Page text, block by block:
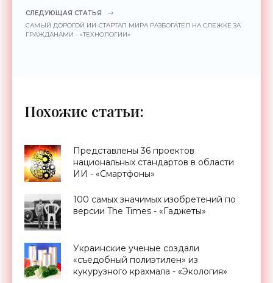
СЛЕДУЮЩАЯ СТАТЬЯ
САМЫЙ ДОРОГОЙ ИИ-СТАРТАП МИРА РАЗБОГАТЕЛ НА СЛЕЖКЕ ЗА
ГРАЖДАНАМИ - «ТЕХНОЛОГИИ»
Похожие статьи:
Представлены 36 проектов
национальных стандартов в области
ИИ - «Смартфоны»
100 самых значимых изобретений по
версии The Times - «Гаджеты»
Украинские ученые создали
«съедобный полиэтилен» из
кукурузного крахмала - «Экология»